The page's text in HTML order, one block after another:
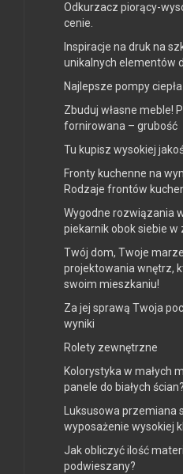
Odkurzacz piorący-
cenie.
Inspiracje na druk na
unikalnych elementów
Najlepsze pompy ciepła
Zbuduj własne meble!
fornirowana – grubość
Tu kupisz wysokiej
Fronty kuchenne na
Rodzaje frontów
Wygodne rozwiązania
piekarnik obok siebie w
Twój dom, Twoje
projektowania wnętrz,
swoim mieszkaniu!
Za jej sprawą Twoja
wyniki
Rolety zewnętrzne
Kolorystyka w małych
panele do białych ścian?
Luksusowa przemiana
wyposażenie wysokiej
Jak obliczyć ilość
podwieszany?